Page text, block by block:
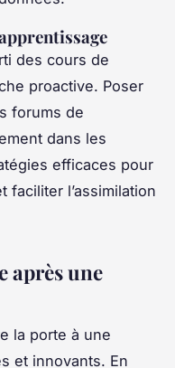
des cours de
proactive. Poser
forums de
dans les
efficaces pour
faciliter l’assimilation
après une
la porte à une
et innovants. En